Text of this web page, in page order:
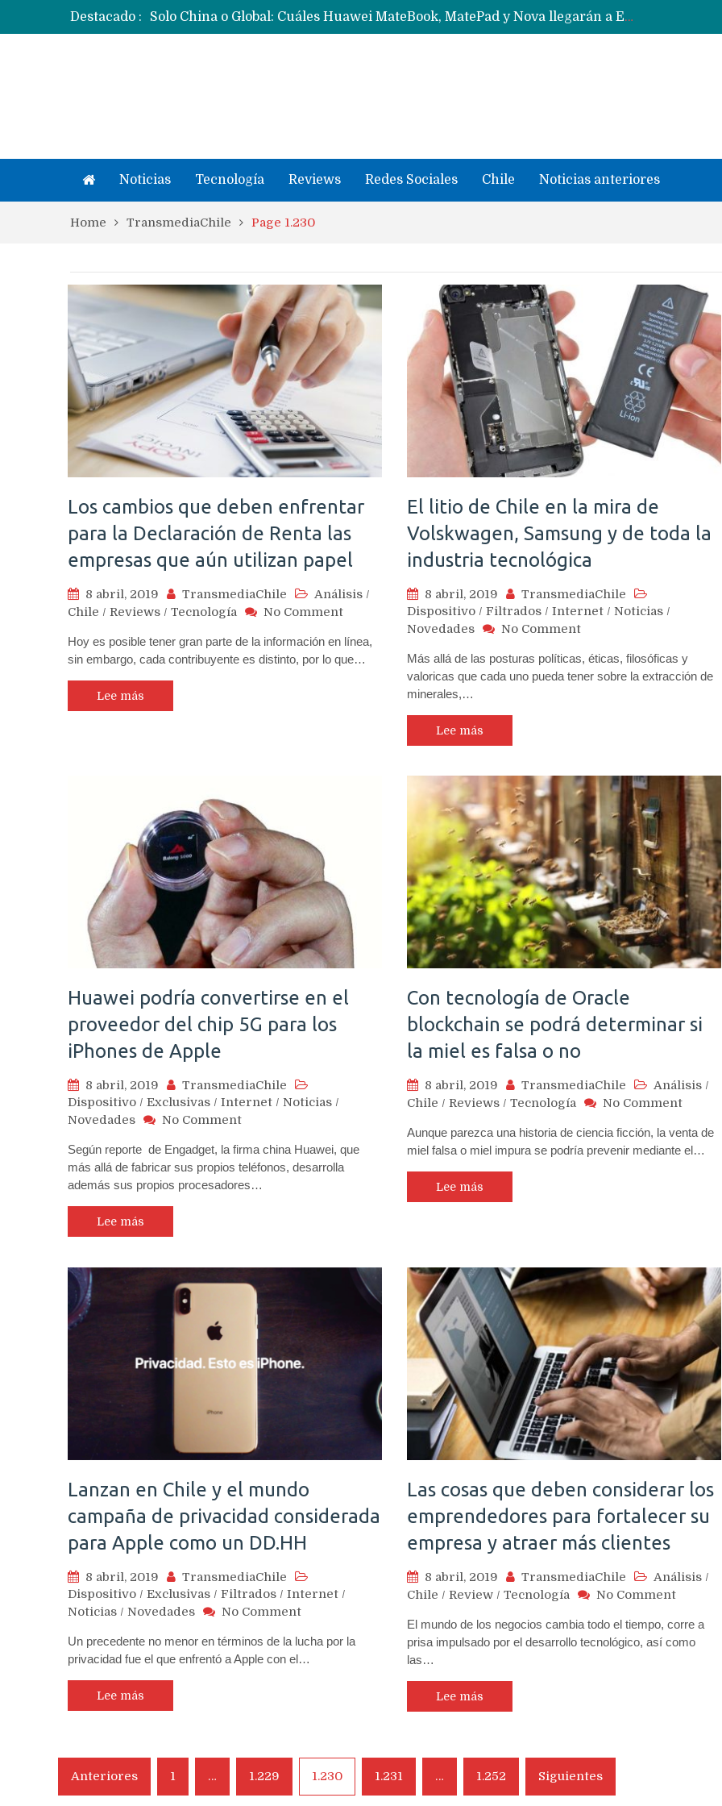
Destacado :
Data Centers de Huawei en Chile, México, Brasil,Perú y Argentina podrían verse afectados por arremetida de EE.UU
Fabricantes suben precios de teléfonos y ganan más dinero en un mercado donde Xiaomi alerta por no mejorar ventas
Noticias Tecnología Reviews Redes Sociales Chile Noticias anteriores
Home TransmediaChile Page 1.230
Los cambios que deben enfrentar
para la Declaración de Renta las
empresas que aún utilizan papel
8 abril, 2019 TransmediaChile Análisis /
Chile / Reviews / Tecnología No Commenton
cambios
que
Declaración
Hoy es posible tener gran parte de la información en línea,
sin embargo, cada contribuyente es distinto, por lo que…
Lee más
El litio de Chile en la mira de
Volskwagen, Samsung y de toda la
industria tecnológica
8 abril, 2019
TransmediaChile
Dispositivo / Filtrados / Internet / Noticias /
Novedades
No Commenton
litio
de
Volskwagen,
Samsung
y
de
toda
la
industria
tecnológica
Más allá de las posturas políticas, éticas, filosóficas y
valoricas que cada uno pueda tener sobre la extracción de
minerales,…
Lee más
Huawei podría convertirse en el
proveedor del chip 5G para los
iPhones de Apple
8 abril, 2019
TransmediaChile
Dispositivo / Exclusivas / Internet / Noticias /
Novedades
No Commenton
podría
convertirse
en
5G
para
los
iPhones
Apple
Según reporte de Engadget, la firma china Huawei, que
más allá de fabricar sus propios teléfonos, desarrolla
además sus propios procesadores…
Lee más
Con tecnología de Oracle
blockchain se podrá determinar si
la miel es falsa o no
8 abril, 2019 TransmediaChile Análisis /
Chile / Reviews / Tecnología No Commenton
de
la
miel
es
falsa
o
no
Aunque parezca una historia de ciencia ficción, la venta de
miel falsa o miel impura se podría prevenir mediante el…
Lee más
Lanzan en Chile y el mundo
campaña de privacidad considerada
para Apple como un DD.HH
8 abril, 2019
TransmediaChile
Dispositivo / Exclusivas / Filtrados / Internet /
Noticias / Novedades No Commenton
en
Chile
privacidad
considerada
para
Un precedente no menor en términos de la lucha por la
privacidad fue el que enfrentó a Apple con el…
Lee más
Las cosas que deben considerar los
emprendedores para fortalecer su
empresa y atraer más clientes
8 abril, 2019 TransmediaChile Análisis /
Chile / Review / Tecnología No Commenton
cosas
que
El mundo de los negocios cambia todo el tiempo, corre a
prisa impulsado por el desarrollo tecnológico, así como
las…
Lee más
Navegación
de
Anteriores 1 … 1.229 1.230 1.231 … 1.252 Siguientes